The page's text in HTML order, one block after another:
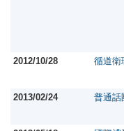
2012/10/28
循道衛
2013/02/24 普通話